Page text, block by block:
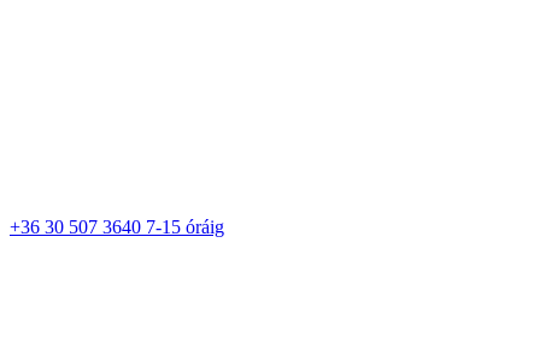
+36 30 507 3640 7-15 óráig